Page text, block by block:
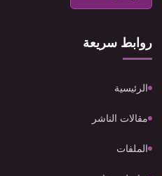
روابط سريعة
الرئيسية
مقالات الناشر
الملفات